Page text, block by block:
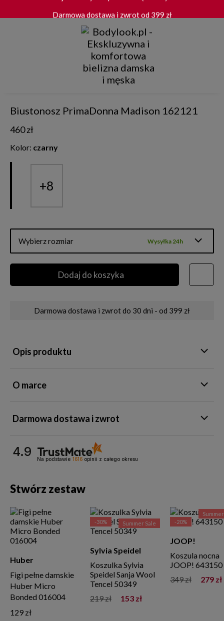
"Bardzo dobra jakość produktów." Małgorzata
Wygodny zwrot do 30 dni
"Szybka i terminowa dostawa." Roma
★★★★★ 4.9/5.0 - 1 597 opinii TrustMate
Biustonosz PrimaDonna Madison 162121
460 zł
Kolor: czarny
+8
Wybierz rozmiar Wysyłka 24h
Dodaj do koszyka
Darmowa dostawa i zwrot do 30 dni - od 399 zł
Opis produktu
O marce
Darmowa dostawa i zwrot
4.9
Na podstawie 1616 opinii z całego okresu
Stwórz zestaw
Huber
Figi pełne damskie
Huber Micro
Bonded 016004
129 zł
-30% Summer Sale
Sylvia Speidel
Koszulka Sylvia
Speidel Sanja Wool
Tencel 50349
219 zł
153 zł
-20%
JOOP!
Koszula nocna
JOOP! 643150
349 zł
279 zł